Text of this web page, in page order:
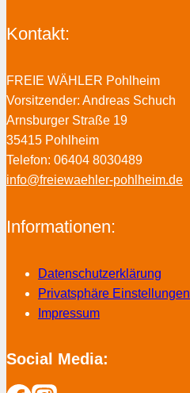
Kontakt:
FREIE WÄHLER Pohlheim
Vorsitzender: Andreas Schuch
Arnsburger Straße 19
35415 Pohlheim
Telefon: 06404 8030489
info@freiewaehler-pohlheim.de
Informationen:
Datenschutzerklärung
Privatsphäre Einstellungen
Impressum
Social Media: